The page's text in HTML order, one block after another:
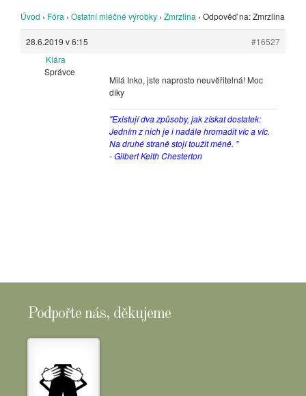
Úvod › Fóra › Ostatní mléčné výrobky › Zmrzlina › Odpověď na: Zmrzlina
28.6.2019 v 6:15
#16527
Klára
Správce
Milá Inko, jste naprosto neuvěřitelná! Moc
díky
"Existují dva způsoby, jak získat dostatek:
Jedním z nich je i nadále hromadit víc a víc.
Na druhé straně stojí toužit méně. "
- Gilbert Keith Chesterton
Podpořte nás, děkujeme